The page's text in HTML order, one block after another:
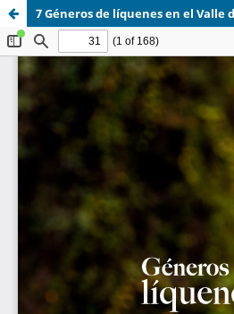
7 Géneros de líquenes en el Valle